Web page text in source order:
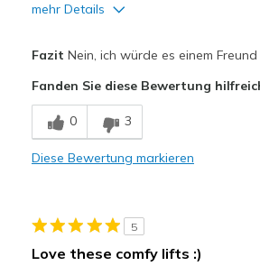
mehr Details
Nachteile
Poor Cushioning
Feels too narrow
Sizing
Feels true to size
Fazit Nein, ich würde es einem
Fanden Sie diese Bewertung
0 3
Diese Bewertung markieren
5
Love these comfy lifts :)